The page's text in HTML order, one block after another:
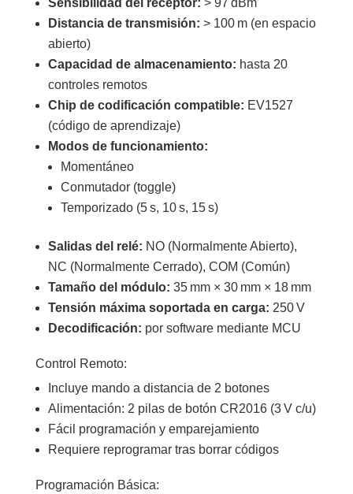
Sensibilidad del receptor: > 97 dBm
Distancia de transmisión: > 100 m (en espacio
abierto)
Capacidad de almacenamiento: hasta 20
controles remotos
Chip de codificación compatible: EV1527
(código de aprendizaje)
Modos de funcionamiento:
Momentáneo
Conmutador (toggle)
Temporizado (5 s, 10 s, 15 s)
Salidas del relé: NO (Normalmente Abierto),
NC (Normalmente Cerrado), COM (Común)
Tamaño del módulo: 35 mm × 30 mm × 18 mm
Tensión máxima soportada en carga: 250 V
Decodificación: por software mediante MCU
Control Remoto:
Incluye mando a distancia de 2 botones
Alimentación: 2 pilas de botón CR2016 (3 V c/u)
Fácil programación y emparejamiento
Requiere reprogramar tras borrar códigos
Programación Básica: